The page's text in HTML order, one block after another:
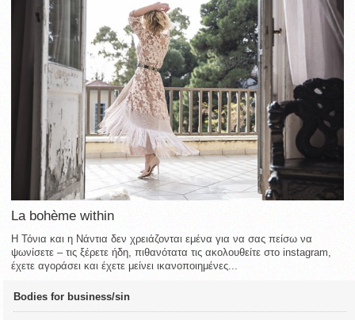
La bohème within
Η Τόνια και η Νάντια δεν χρειάζονται εμένα για να σας πείσω να
ψωνίσετε – τις ξέρετε ήδη, πιθανότατα τις ακολουθείτε στο instagram,
έχετε αγοράσει και έχετε μείνει ικανοποιημένες...
Bodies for business/sin